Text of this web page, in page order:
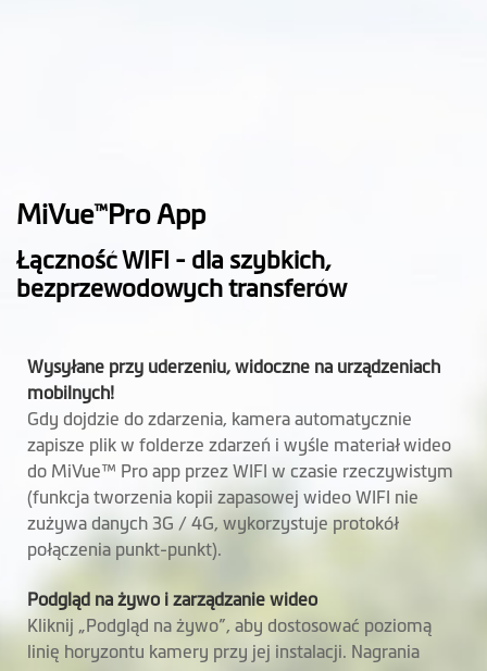
Mikrofon
Kamera tylna
Obsługuje Mio
zestaw do stałego
podłączenia
Wbudowany super
Oprogramowanie
MiVue™ Pro App
Łączność WIFI - dla szybkich,
bezprzewodowych transferów
Wysyłane przy uderzeniu, widoczne na urządzeniach
mobilnych!
Gdy dojdzie do zdarzenia, kamera automatycznie
zapisze plik w folderze zdarzeń i wyśle materiał wideo
do MiVue™ Pro app przez WIFI w czasie rzeczywistym
(funkcja tworzenia kopii zapasowej wideo WIFI nie
zużywa danych 3G / 4G, wykorzystuje protokół
połączenia punkt-punkt).
Podgląd na żywo i zarządzanie wideo
Kliknij „Podgląd na żywo”, aby dostosować poziomą
linię horyzontu kamery przy jej instalacji. Nagrania